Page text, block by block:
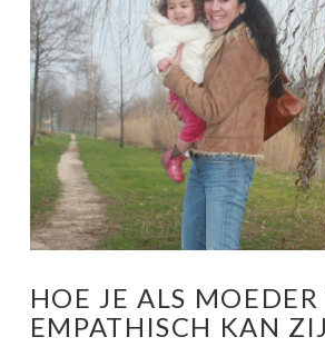
HOE JE ALS MOEDER
EMPATHISCH KAN